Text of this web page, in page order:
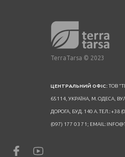
TerraTarsa © 2023
ЦЕНТРАЛЬНИЙ ОФІС: ТОВ
65114, УКРАЇНА, М. ОДЕСА,
ДОРОГА, БУД. 140 А. ТЕЛ.: +38
(097) 177 03 71; EMAIL: